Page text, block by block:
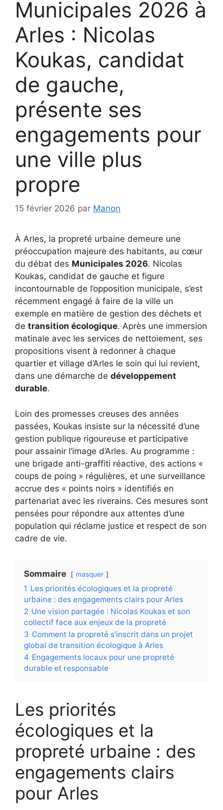
Municipales 2026 à
Arles : Nicolas
Koukas, candidat
de gauche,
présente ses
engagements pour
une ville plus
propre
15 février 2026 par Manon
À Arles, la propreté urbaine demeure une
préoccupation majeure des habitants, au cœur
du débat des Municipales 2026. Nicolas
Koukas, candidat de gauche et figure
incontournable de l’opposition municipale, s’est
récemment engagé à faire de la ville un
exemple en matière de gestion des déchets et
de transition écologique. Après une immersion
matinale avec les services de nettoiement, ses
propositions visent à redonner à chaque
quartier et village d’Arles le soin qui lui revient,
dans une démarche de développement
durable.
Loin des promesses creuses des années
passées, Koukas insiste sur la nécessité d’une
gestion publique rigoureuse et participative
pour assainir l’image d’Arles. Au programme :
une brigade anti-graffiti réactive, des actions «
coups de poing » régulières, et une surveillance
accrue des « points noirs » identifiés en
partenariat avec les riverains. Ces mesures sont
pensées pour répondre aux attentes d’une
population qui réclame justice et respect de son
cadre de vie.
Sommaire masquer
1 Les priorités écologiques et la propreté
urbaine : des engagements clairs pour Arles
2 Une vision partagée : Nicolas Koukas et son
collectif face aux enjeux de la propreté
3 Comment la propreté s’inscrit dans un projet
global de transition écologique à Arles
4 Engagements locaux pour une propreté
durable et responsable
Les priorités
écologiques et la
propreté urbaine : des
engagements clairs
pour Arles